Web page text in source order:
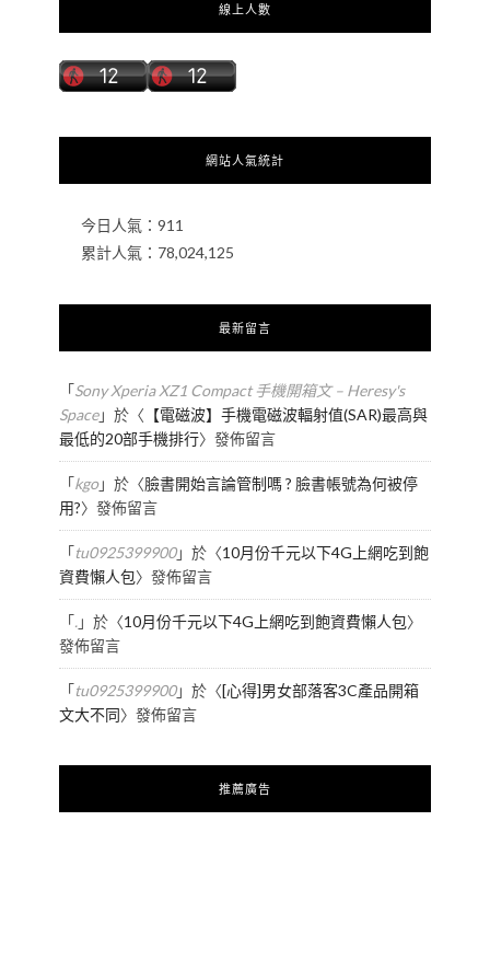
線上人數
網站人氣統計
今日人氣： 911
累計人氣： 78,024,125
最新留言
「Sony Xperia XZ1 Compact 手機開箱文 – Heresy's
Space」於〈 【電磁波】手機電磁波輻射值(SAR)最高與
最低的20部手機排行〉發佈留言
「kgo」於〈臉書開始言論管制嗎 ? 臉書帳號為何被停
用?〉發佈留言
「tu0925399900」於〈10月份千元以下4G上網吃到飽
資費懶人包〉發佈留言
「.」於〈10月份千元以下4G上網吃到飽資費懶人包〉
發佈留言
「tu0925399900」於〈[心得]男女部落客3C產品開箱
文大不同〉發佈留言
推薦廣告